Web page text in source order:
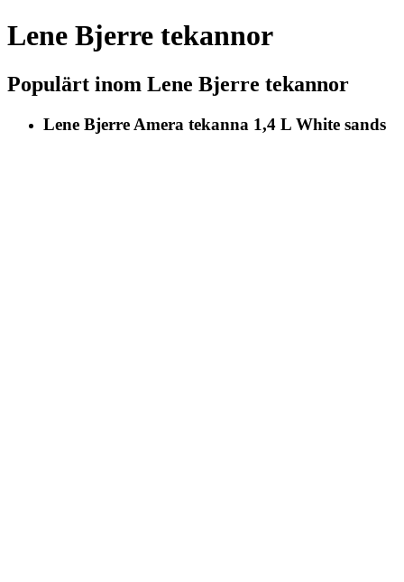
Lene Bjerre tekannor
Populärt inom Lene Bjerre tekannor
Lene Bjerre Amera tekanna 1,4 L White sands